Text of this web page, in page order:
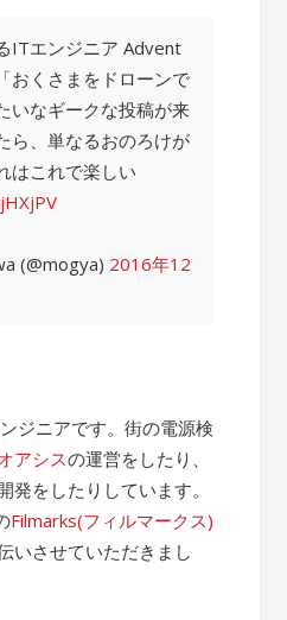
ITエンジニア Advent
おくさまをドローンで
いなギークな投稿が来
ら、単なるおのろけが
はこれで楽しい
(@mogya) 2016年12
ジニアです。街の電源検
アシスの運営をしたり、
発をしたりしています。
Filmarks(フィルマークス)
いさせていただきまし